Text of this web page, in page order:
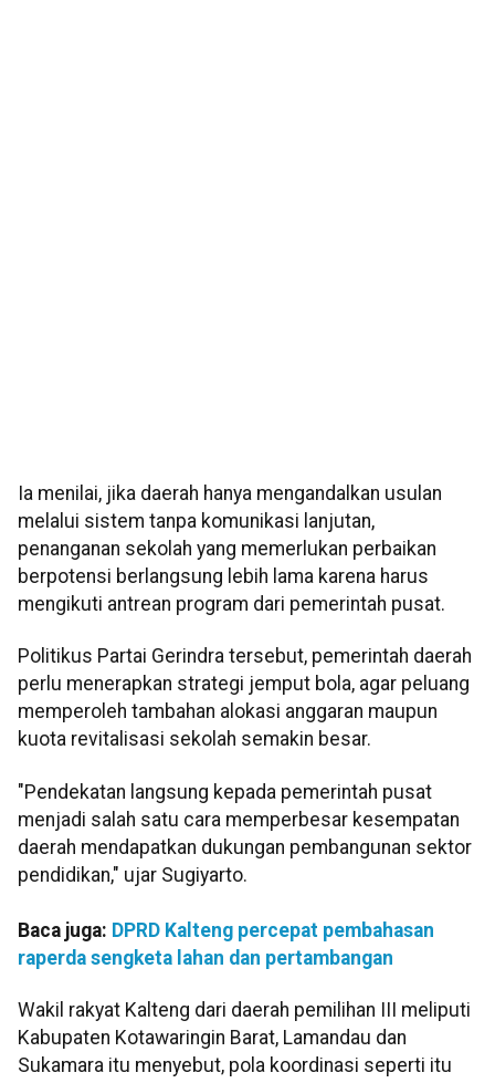
Ia menilai, jika daerah hanya mengandalkan usulan
melalui sistem tanpa komunikasi lanjutan,
penanganan sekolah yang memerlukan perbaikan
berpotensi berlangsung lebih lama karena harus
mengikuti antrean program dari pemerintah pusat.
Politikus Partai Gerindra tersebut, pemerintah daerah
perlu menerapkan strategi jemput bola, agar peluang
memperoleh tambahan alokasi anggaran maupun
kuota revitalisasi sekolah semakin besar.
"Pendekatan langsung kepada pemerintah pusat
menjadi salah satu cara memperbesar kesempatan
daerah mendapatkan dukungan pembangunan sektor
pendidikan," ujar Sugiyarto.
Baca juga: DPRD Kalteng percepat pembahasan
raperda sengketa lahan dan pertambangan
Wakil rakyat Kalteng dari daerah pemilihan III meliputi
Kabupaten Kotawaringin Barat, Lamandau dan
Sukamara itu menyebut, pola koordinasi seperti itu